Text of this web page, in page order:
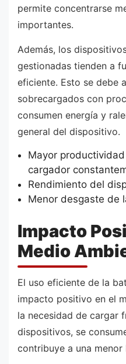
permite concentrarse
importantes.
Además, los
gestionadas tienden a
eficiente. Esto se debe
sobrecargados con
consumen energía y
general del dispositivo.
Mayor
cargador
Rendimiento del
Menor desgaste de
Impacto
Medio
El uso eficiente de la
impacto positivo en el
la necesidad de cargar
dispositivos, se
contribuye a una menor